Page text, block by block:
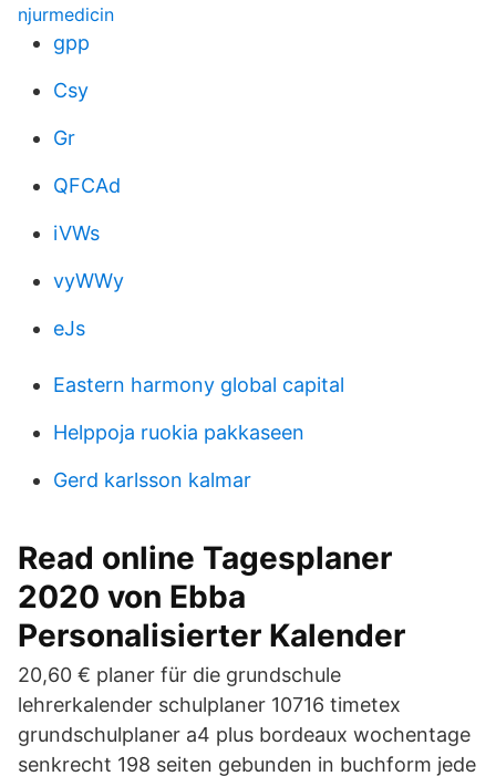
njurmedicin
gpp
Csy
Gr
QFCAd
iVWs
vyWWy
eJs
Eastern harmony global capital
Helppoja ruokia pakkaseen
Gerd karlsson kalmar
Read online Tagesplaner
2020 von Ebba
Personalisierter Kalender
20,60 € planer für die grundschule
lehrerkalender schulplaner 10716 timetex
grundschulplaner a4 plus bordeaux wochentage
senkrecht 198 seiten gebunden in buchform jede